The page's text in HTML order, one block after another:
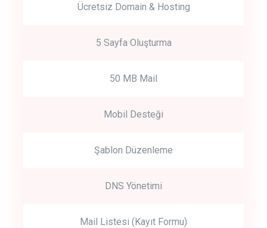
Ücretsiz Domain & Hosting
5 Sayfa Oluşturma
50 MB Mail
Mobil Desteği
Şablon Düzenleme
DNS Yönetimi
Mail Listesi (Kayıt Formu)